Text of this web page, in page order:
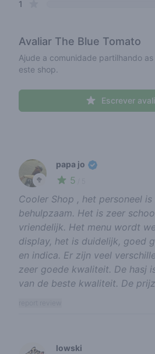
1
Avaliar The Blue Tomato
Ajude a comunidade partilhando
este shop.
Escrever
🥦
papa jo
5
Cooler Shop , het personeel
behulpzaam. Het is zeer
vriendelijk. Het menu wordt
display, het is duidelijk, goed
en indica. Er zijn veel
zeer goede kwaliteit. De hasj
van de beste kwaliteit. De
lowski